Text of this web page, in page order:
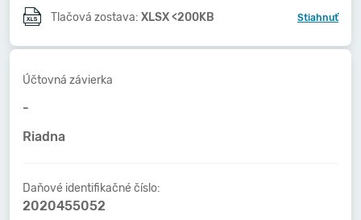
Tlačová zostava: XLSX <200KB Stiahnuť
Účtovná závierka
-
Riadna
Daňové identifikačné číslo:
2020455052